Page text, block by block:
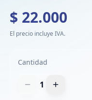
$ 22.000
El precio incluye IVA.
Cantidad
1